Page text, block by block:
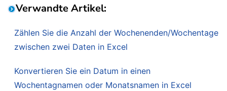
Verwandte Artikel:
Zählen Sie die Anzahl der Wochenenden/Wochentage
zwischen zwei Daten in Excel
Konvertieren Sie ein Datum in einen
Wochentagnamen oder Monatsnamen in Excel